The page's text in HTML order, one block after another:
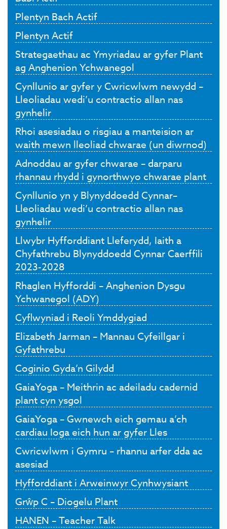
Plentyn Bach Actif
Plentyn Actif
Strategaethau ac Ymyriadau ar gyfer Plant
ag Anghenion Ychwanegol
Cynllunio ar gyfer y Cwricwlwm newydd –
Lleoliadau wedi’u contractio allan nas
gynhelir
Rhoi asesiadau o risgiau a manteision ar
waith mewn lleoliad chwarae (un diwrnod)
Adnoddau ar gyfer chwarae – darparu
rhannau rhydd i gynorthwyo chwarae plant
Cynllunio yn y Blynyddoedd Cynnar–
Lleoliadau wedi’u contractio allan nas
gynhelir
Llwybr Hyfforddiant Lleferydd, Iaith a
Chyfathrebu Blynyddoedd Cynnar Caerffili
2023-2028
Rhaglen Hyfforddi – Anghenion Dysgu
Ychwanegol (ADY)
Cyflwyniad i Reoli Ymddygiad
Elizabeth Jarman – Mannau Cyfeillgar i
Gyfathrebu
Coginio Gyda’n Gilydd
GaiaYoga – Meithrin ac adeiladu cadernid
plant cyn ysgol
GaiaYoga – Gwnewch eich gemau a’ch
cardiau Ioga eich hun ar gyfer Lles
Cwricwlwm i Gymru – rhannu arfer dda ac
asesiad
Hyfforddiant i Arweinwyr Cynhwysiant
Grŵp C – Diogelu Plant
HANEN – Teacher Talk